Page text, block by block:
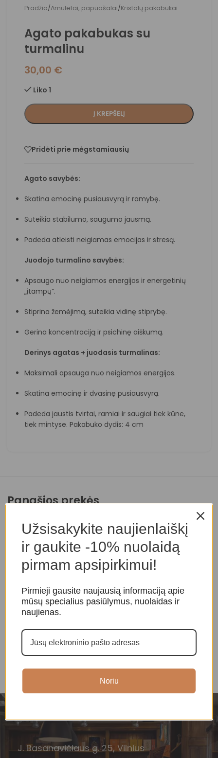
Pradžia/Amuletai, papuošalai/Kristalų pakabukai
Agato pakabukas su
turmalinu
30,00 €
Liko 1
Į KREPŠELĮ
Pridėti prie mėgstamiausių
Agato savybės:
Skatina emocinę pusiausvyrą ir ramybę.
Suteikia stabilumo, saugumo jausmą.
Padeda atleisti neigiamas emocijas ir stresą.
Juodojo turmalino savybės:
Apsaugo nuo neigiamos energijos ir energetinių
„įtampų“.
Stiprina žemėjimą, suteikia vidinę stiprybę.
Gerina koncentraciją ir psichinę aiškumą.
Derinys agatas + juodasis turmalinas:
Maksimali apsauga nuo neigiamos energijos.
Skatina emocinę ir dvasinę pusiausvyrą.
Padeda jaustis tvirtai, ramiai ir saugiai tiek kūne,
tiek mintyse. Pakabuko dydis: 4 cm
Panašios prekės
Raktų pakabukas „Budos
akys”
Amuletai, papuošalai
10,00€
spalvos)
Amuletai, papuošalai
Kristalų pakabukai
18,00€
J. Basanavičiaus g. 25, Vilnius
Užsisakykite naujienlaiškį
ir gaukite -10% nuolaidą
pirmam apsipirkimui!
Pirmieji gausite naujausią informaciją apie
mūsų specialius pasiūlymus, nuolaidas ir
naujienas.
Noriu